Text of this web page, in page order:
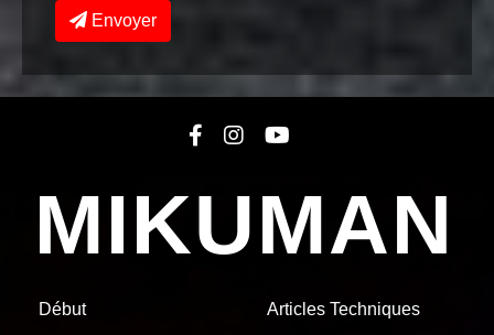
Envoyer
MIKUMAN
Début
Articles Techniques